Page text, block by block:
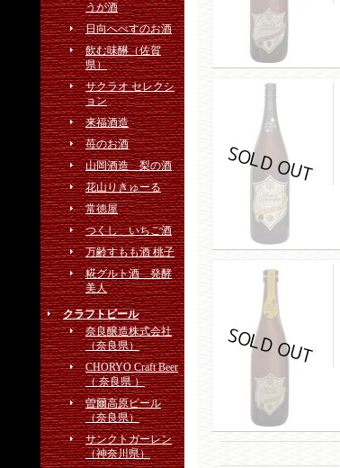
うが酒
日向へべすのお酒
飲む味醂（佐賀
県）
サクラオ セレクシ
ョン
来福酒造
苺のお酒
山岡酒造 梨の酒
花山りきゅーる
常徳屋
つくし いちご酒
万齢すもも酒 桃子
糀グルト酒 発酵
美人
クラフトビール
奈良醸造株式会社
（奈良県）
CHORYO Craft Beer
（ 奈良県 ）
曽爾高原ビール
（奈良県）
サンクトガーレン
（神奈川県）